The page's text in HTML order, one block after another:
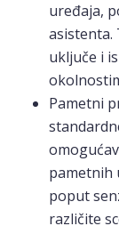
uređaja,
asistenta.
uključe i
Pametni
pametnih
poput
različite